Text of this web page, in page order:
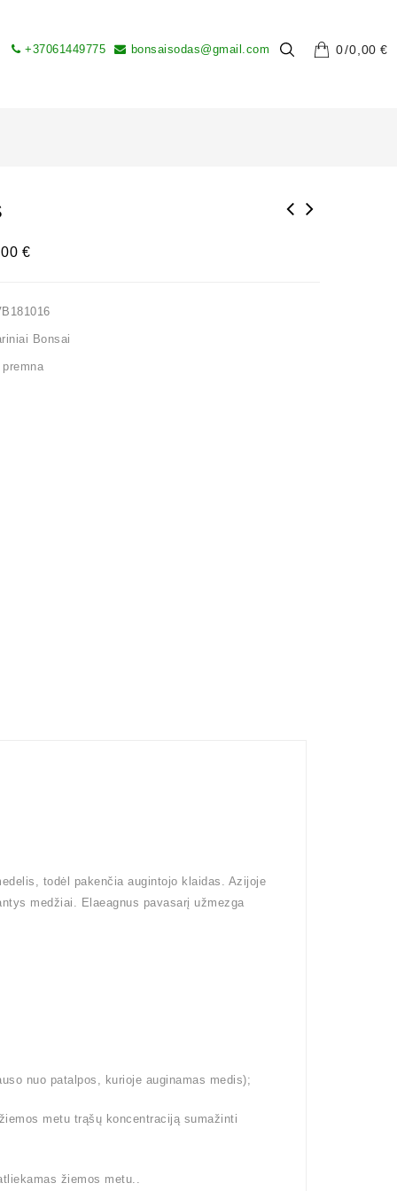
0 0,00€
+37061449775 bonsaisodas@gmail.com
€
Bonsai
premna
todėl pakenčia augintojo klaidas. Azijoje
medžiai. Elaeagnus pavasarį užmezga
nuo patalpos, kurioje auginamas medis);
metu trąšų koncentraciją sumažinti
žiemos metu..